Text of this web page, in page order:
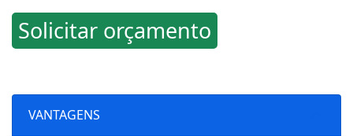
Solicitar orçamento
VANTAGENS